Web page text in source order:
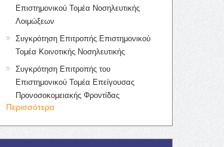
Επιστημονικού Τομέα Νοσηλευτικής
Λοιμώξεων
Συγκρότηση Επιτροπής Επιστημονικού
Τομέα Κοινοτικής Νοσηλευτικής
Συγκρότηση Επιτροπής του
Επιστημονικού Τομέα Επείγουσας
Προνοσοκομειακής Φροντίδας
Περισσότερα